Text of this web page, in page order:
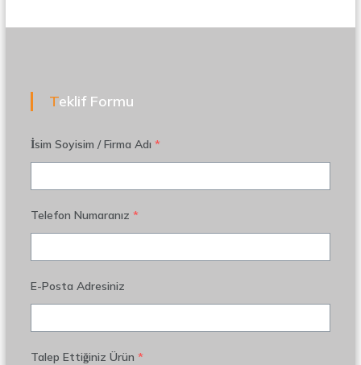
Teklif Formu
İsim Soyisim / Firma Adı *
Telefon Numaranız *
E-Posta Adresiniz
Talep Ettiğiniz Ürün *